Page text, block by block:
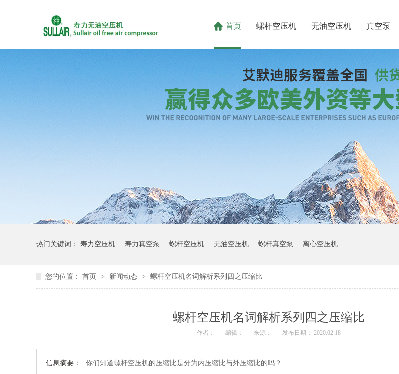
首页 螺杆空压机 无油空压机 真空泵
热门关键词： 寿力空压机 寿力真空泵 螺杆空压机 无油空压机 螺杆真空泵 离心空压机
您的位置： 首页 > 新闻动态 > 螺杆空压机名词解析系列四之压缩比
螺杆空压机名词解析系列四之压缩比
作者： 编辑： 来源： 发布日期： 2020.02.18
信息摘要： 你们知道螺杆空压机的压缩比是分为内压缩比与外压缩比的吗？